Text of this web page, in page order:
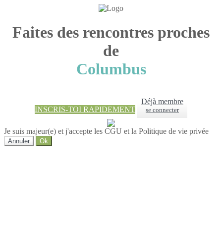
Faites des rencontres proches
de
Columbus
INSCRIS-TOI RAPIDEMENT
Déjà membre
se connecter
Je suis majeur(e) et j'accepte les CGU et la Politique de vie privée
Annuler Ok